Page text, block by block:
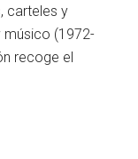
carteles y
músico (1972-
recoge el